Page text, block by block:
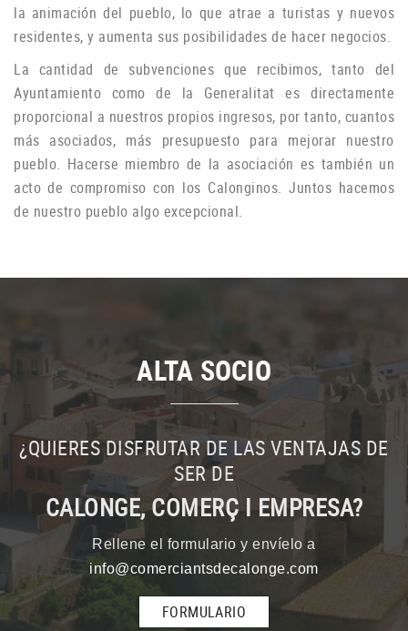
la animación del pueblo, lo que atrae a turistas y nuevos
residentes, y aumenta sus posibilidades de hacer negocios.
La cantidad de subvenciones que recibimos, tanto del
Ayuntamiento como de la Generalitat es directamente
proporcional a nuestros propios ingresos, por tanto, cuantos
más asociados, más presupuesto para mejorar nuestro
pueblo. Hacerse miembro de la asociación es también un
acto de compromiso con los Calonginos.Juntos hacemos
de nuestro pueblo algo excepcional.
ALTA SOCIO
¿QUIERES DISFRUTAR DE LAS VENTAJAS DE
SER DE
CALONGE, COMERÇ I EMPRESA?
Rellene el formulario y envíelo a
info@comerciantsdecalonge.com
FORMULARIO